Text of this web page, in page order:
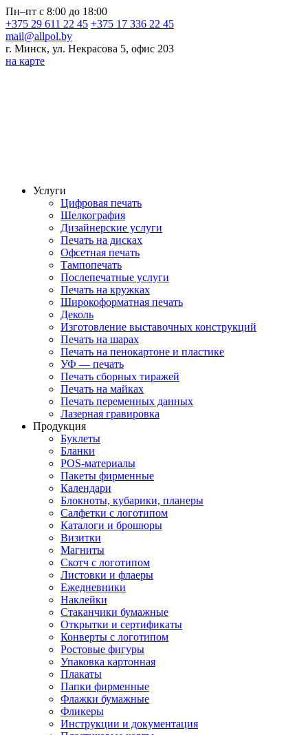
Пн–пт с 8:00 до 18:00
+375 29 611 22 45 +375 17 336 22 45
mail@allpol.by
г. Минск, ул. Некрасова 5, офис 203
на карте
Услуги
Цифровая печать
Шелкография
Дизайнерские услуги
Печать на дисках
Офсетная печать
Тампопечать
Послепечатные услуги
Печать на кружках
Широкоформатная печать
Деколь
Изготовление выставочных конструкций
Печать на шарах
Печать на пенокартоне и пластике
УФ — печать
Печать сборных тиражей
Печать на майках
Печать переменных данных
Лазерная гравировка
Продукция
Буклеты
Бланки
POS-материалы
Пакеты фирменные
Календари
Блокноты, кубарики, планеры
Салфетки с логотипом
Каталоги и брошюры
Визитки
Магниты
Скотч с логотипом
Листовки и флаеры
Ежедневники
Наклейки
Стаканчики бумажные
Открытки и сертификаты
Конверты с логотипом
Ростовые фигуры
Упаковка картонная
Плакаты
Папки фирменные
Флажки бумажные
Фликеры
Инструкции и документация